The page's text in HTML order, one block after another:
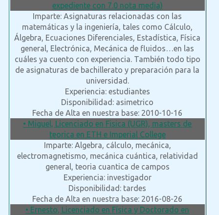
expediente con 7.0 nota media)
Imparte: Asignaturas relacionadas con las
matemáticas y la ingeniería, tales como Cálculo,
Álgebra, Ecuaciones Diferenciales, Estadística, Física
general, Electrónica, Mecánica de fluidos…en las
cuáles ya cuento con experiencia. También todo tipo
de asignaturas de bachillerato y preparación para la
universidad.
Experiencia: estudiantes
Disponibilidad: asimetrico
Fecha de Alta en nuestra base: 2010-10-16
• Miguel, Licenciado en Fisica (UGR), masters de
teorica en ETH e Imperial College
Imparte: Algebra, cálculo, mecánica,
electromagnetismo, mecánica cuántica, relatividad
general, teoria cuantica de campos
Experiencia: investigador
Disponibilidad: tardes
Fecha de Alta en nuestra base: 2016-08-26
• Ernesto, Licenciado en Física y Doctorado en